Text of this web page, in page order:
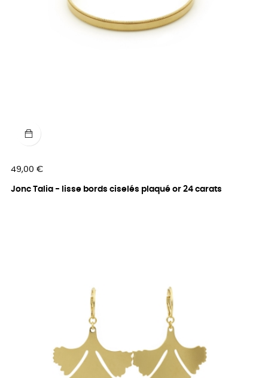
Prix
49,00 €
Jonc Talia - lisse bords ciselés plaqué or 24 carats